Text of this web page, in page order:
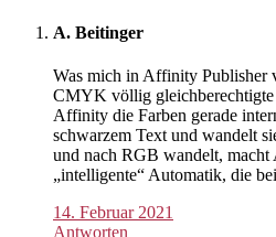
A. Beitinger
Was mich in Affinity Publisher
CMYK völlig gleichberechtigte
Affinity die Farben gerade
schwarzem Text und wandelt
und nach RGB wandelt,
„intelligente“ Automatik, die
14. Februar 2021
Antworten